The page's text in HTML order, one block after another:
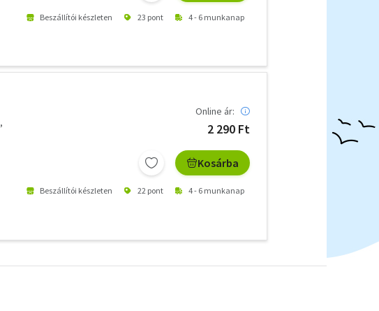
Beszállítói készleten 23 pont 4 - 6 munkanap
Online ár:
2 290 Ft
Kosárba
Beszállítói készleten 22 pont 4 - 6 munkanap